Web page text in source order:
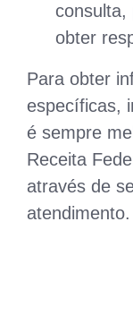
consulta,
obter
Para obter
específicas,
é sempre
Receita
através de
atendimento.